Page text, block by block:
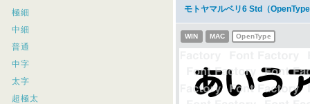
極細
中細
普通
中字
太字
超極太
モトヤマルベリ6 Std（
WIN MAC OpenType